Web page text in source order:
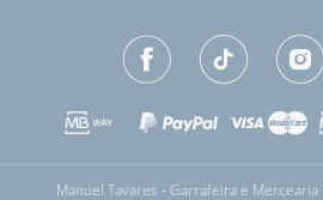
Manuel Tavares - Garrafeira e